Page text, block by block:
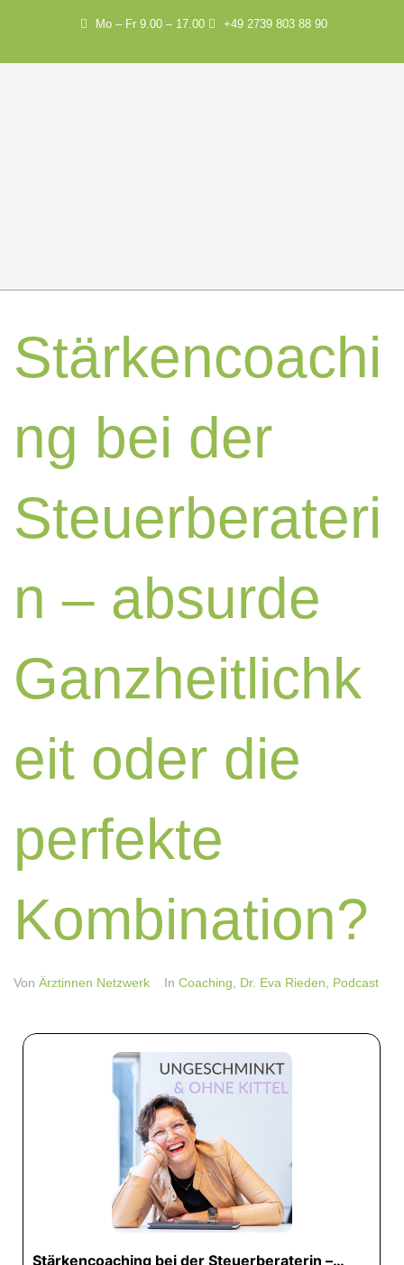
Mo – Fr 9.00 – 17.00 +49 2739 803 88 90
Stärkencoachi
ng bei der
Steuerberateri
n – absurde
Ganzheitlichk
eit oder die
perfekte
Kombination?
Von Ärztinnen Netzwerk In Coaching Dr. Eva Rieden Podcast